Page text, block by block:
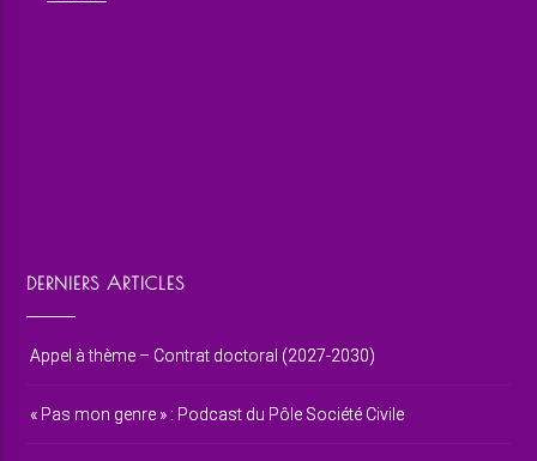
DERNIERS ARTICLES
Appel à thème – Contrat doctoral (2027-2030)
« Pas mon genre » : Podcast du Pôle Société Civile